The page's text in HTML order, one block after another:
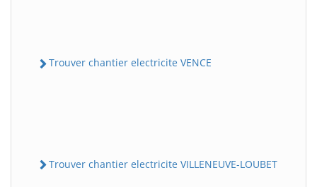
Trouver chantier electricite VENCE
Trouver chantier electricite VILLENEUVE-LOUBET